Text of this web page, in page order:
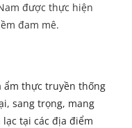
được thực hiện
đam mê.
ẩm thực truyền thống
sang trọng, mang
tại các địa điểm